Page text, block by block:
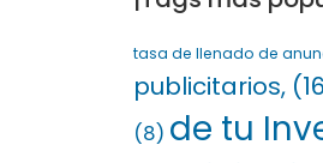
tasa de llenado de
publicitarios,
(8) de tu